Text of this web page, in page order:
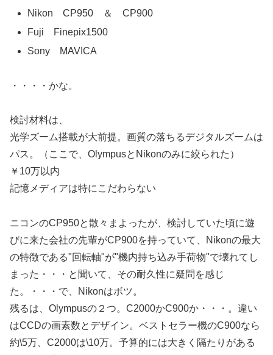
Nikon CP950 ＆ CP900
Fuji Finepix1500
Sony MAVICA
・・・・かな。
検討材料は、
光学ズーム搭載が大前提。画質の落ちるデジタルズームは
パス。（ここで、OlympusとNikonのみに絞られた）
￥10万以内
記憶メディアは特にこだわらない
ニコンのCP950と散々まよったが、検討していた頃に遊
びに来た会社の先輩がCP900を持っていて、Nikonの最大
の特徴である"回転軸"が"機内持ち込み手荷物"で壊れてし
まった・・・と聞いて、その耐久性に疑問を感じ
た。・・・で、Nikonはボツ。
残るは、Olympusの２つ。C2000かC900か・・・。違い
はCCDの画素数とデザイン。ベストセラー機のC900なら
約\5万、C2000は\10万。予算的には大きく隔たりがある